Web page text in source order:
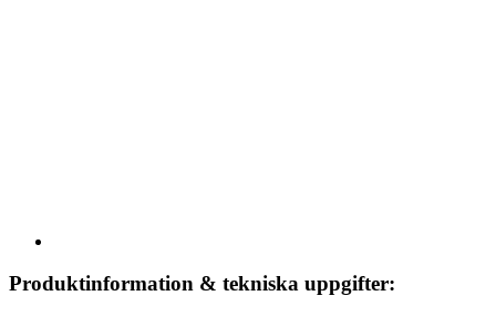
Produktinformation & tekniska uppgifter: